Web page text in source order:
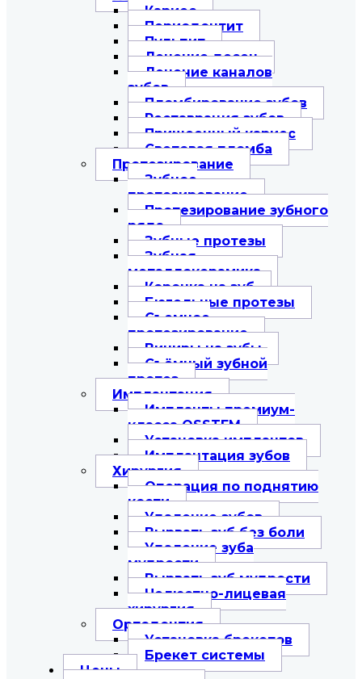
Кариес
Периодонтит
Пульпит
Лечение десен
Лечение каналов
зубов
Пломбирование зубов
Реставрация зубов
Пришеечный кариес
Световая пломба
Протезирование
Зубное
протезирование
Протезирование зубного
ряда
Зубные протезы
Зубная
металлокерамика
Коронка на зуб
Бюгельные протезы
Съемное
протезирование
Виниры на зубы
Съёмный зубной
протез
Имплантация
Импланты премиум-
класса OSSTEM
Установка имплантов
Имплантация зубов
Хирургия
Операция по поднятию
кости
Удаление зубов
Вырвать зуб без боли
Удаление зуба
мудрости
Вырвать зуб мудрости
Челюстно-лицевая
хирургия
Ортодонтия
Установка брекетов
Брекет системы
Цены